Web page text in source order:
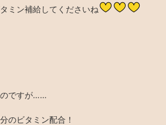
ミン補給してくださいね
のですが……
のビタミン配合！